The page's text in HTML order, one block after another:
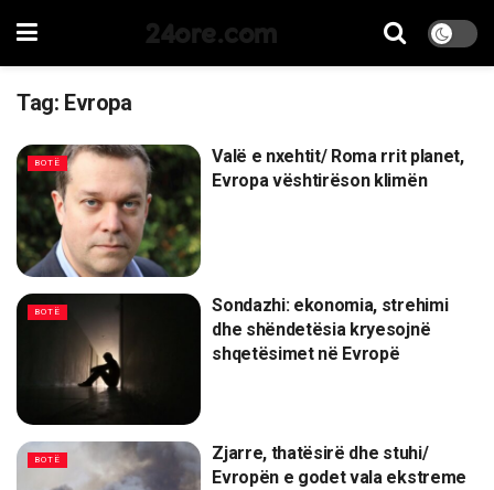
24ore.com
Tag: Evropa
BOTË
Valë e nxehtit/ Roma rrit planet,
Evropa vështirëson klimën
BOTË
Sondazhi: ekonomia, strehimi
dhe shëndetësia kryesojnë
shqetësimet në Evropë
BOTË
Zjarre, thatësirë dhe stuhi/
Evropën e godet vala ekstreme